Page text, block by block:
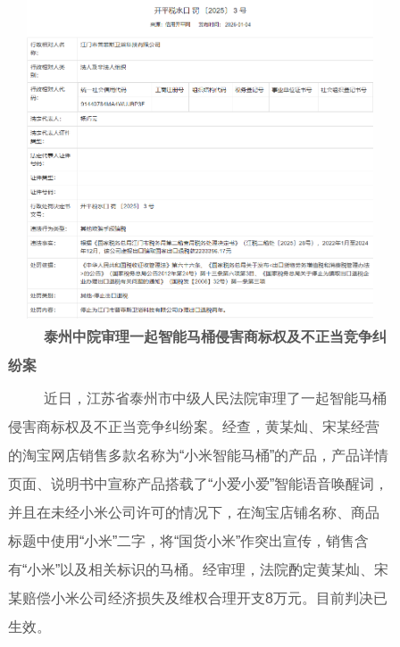
泰州中院审理一起智能马桶侵害商标权及不正当竞争纠
纷案
近日，江苏省泰州市中级人民法院审理了一起智能马桶
侵害商标权及不正当竞争纠纷案。经查，黄某灿、宋某经营
的淘宝网店销售多款名称为“小米智能马桶”的产品，产品详情
页面、说明书中宣称产品搭载了“小爱小爱”智能语音唤醒词，
并且在未经小米公司许可的情况下，在淘宝店铺名称、商品
标题中使用“小米”二字，将“国货小米”作突出宣传，销售含
有“小米”以及相关标识的马桶。经审理，法院酌定黄某灿、宋
某赔偿小米公司经济损失及维权合理开支8万元。目前判决已
生效。